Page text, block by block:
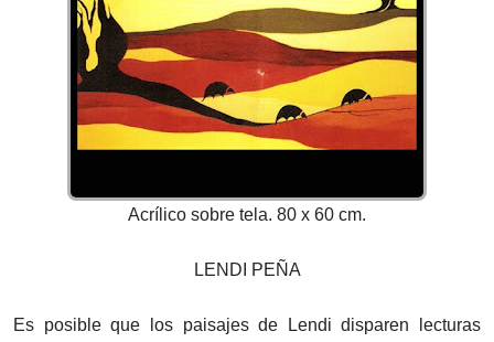
Acrílico sobre tela. 80 x 60 cm.
LENDI PEÑA
Es posible que los paisajes de Lendi disparen lecturas